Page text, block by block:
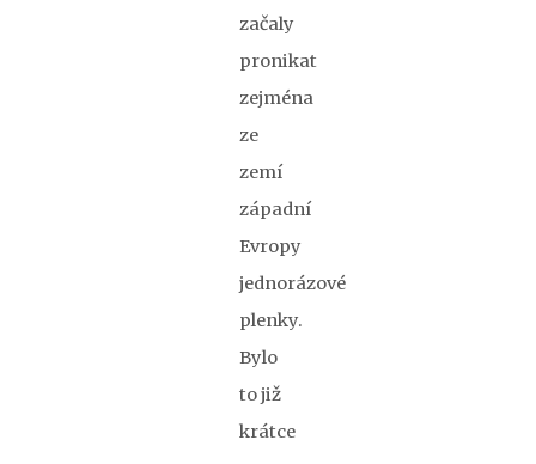
začaly
pronikat
zejména
ze
zemí
západní
Evropy
jednorázové
plenky.
Bylo
to již
krátce